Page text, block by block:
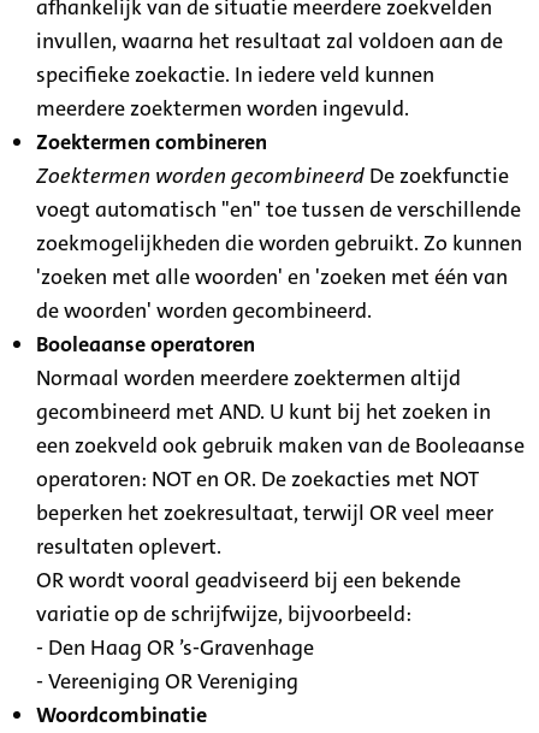
afhankelijk van de situatie meerdere zoekvelden
invullen, waarna het resultaat zal voldoen aan de
specifieke zoekactie. In iedere veld kunnen
meerdere zoektermen worden ingevuld.
Zoektermen combineren
Zoektermen worden gecombineerd De zoekfunctie
voegt automatisch "en" toe tussen de verschillende
zoekmogelijkheden die worden gebruikt. Zo kunnen
'zoeken met alle woorden' en 'zoeken met één van
de woorden' worden gecombineerd.
Booleaanse operatoren
Normaal worden meerdere zoektermen altijd
gecombineerd met AND. U kunt bij het zoeken in
een zoekveld ook gebruik maken van de Booleaanse
operatoren: NOT en OR. De zoekacties met NOT
beperken het zoekresultaat, terwijl OR veel meer
resultaten oplevert.
OR wordt vooral geadviseerd bij een bekende
variatie op de schrijfwijze, bijvoorbeeld:
- Den Haag OR ’s-Gravenhage
- Vereeniging OR Vereniging
Woordcombinatie